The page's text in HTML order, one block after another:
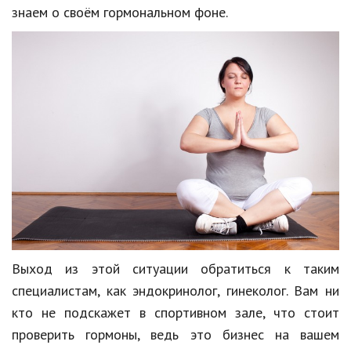
Путешествия
Финансы
Юриспруденция
Природа
Образование
Наука и технологии
знаем о своём гормональном фоне.
Выход из этой ситуации обратиться к таким
специалистам, как эндокринолог, гинеколог. Вам ни
кто не подскажет в спортивном зале, что стоит
проверить гормоны, ведь это бизнес на вашем